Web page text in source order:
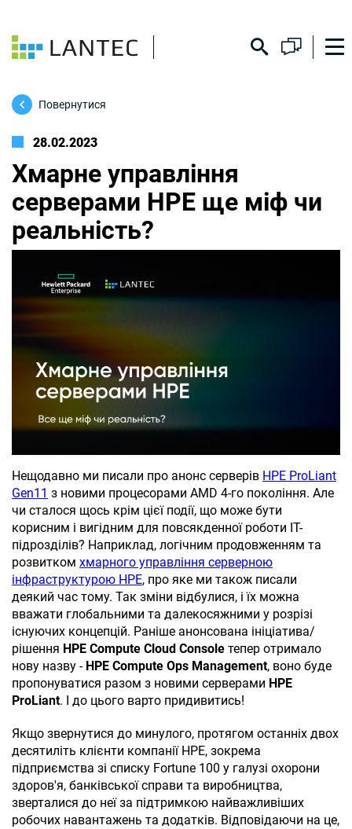
Повернутися
28.02.2023
Хмарне управління
серверами НРЕ ще міф чи
реальність?
Нещодавно ми писали про анонс серверів HPE ProLiant
Gen11 з новими процесорами AMD 4-го покоління. Але
чи сталося щось крім цієї події, що може бути
корисним і вигідним для повсякденної роботи ІТ-
підрозділів? Наприклад, логічним продовженням та
розвитком хмарного управління серверною
інфраструктурою HPE, про яке ми також писали
деякий час тому. Так зміни відбулися, і їх можна
вважати глобальними та далекосяжними у розрізі
існуючих концепцій. Раніше анонсована ініціатива/
рішення HPE Compute Cloud Console тепер отримало
нову назву - HPE Compute Ops Management, воно буде
пропонуватися разом з новими серверами HPE
ProLiant. І до цього варто придивитись!
Якщо звернутися до минулого, протягом останніх двох
десятиліть клієнти компанії HPE, зокрема
підприємства зі списку Fortune 100 у галузі охорони
здоров'я, банківської справи та виробництва,
зверталися до неї за підтримкою найважливіших
робочих навантажень та додатків. Відповідаючи на це,